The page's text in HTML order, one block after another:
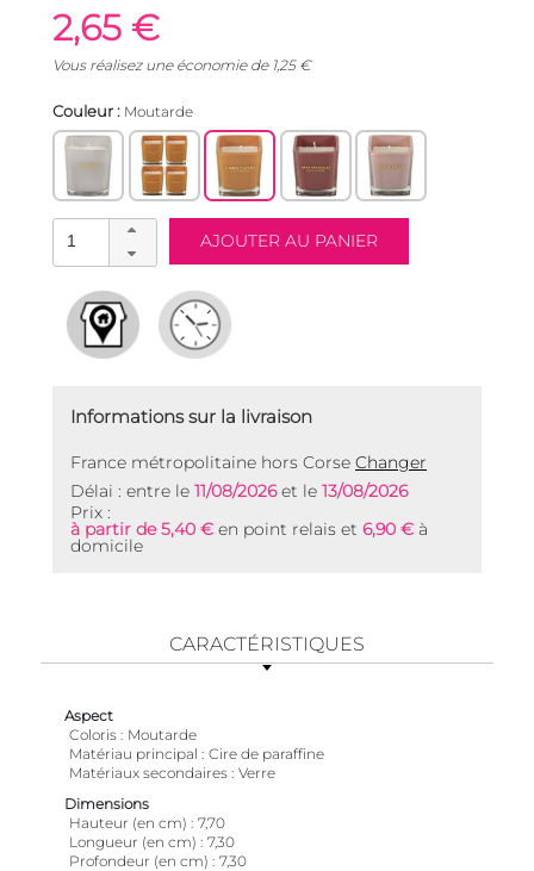
2,65 €
Vous réalisez une économie de 1,25€
Couleur : Moutarde
Informations sur la livraison
France métropolitaine hors Corse Changer
Délai : entre le 11/08/2026et le 13/08/2026
Prix :
à partir de 5,40 € en point relais et 6,90 € à
domicile
CARACTÉRISTIQUES
Aspect
Coloris
Moutarde
Matériau principal
Cire de paraffine
Matériaux secondaires Verre
Dimensions
Hauteur (en cm)
7,70
Longueur (en cm)
7,30
Profondeur (en cm)
7,30